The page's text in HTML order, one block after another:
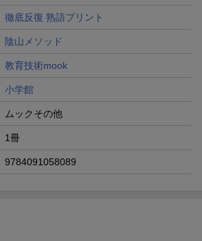
徹底反復 熟語プリント
陰山メソッド
教育技術mook
小学館
ムックその他
1冊
9784091058089